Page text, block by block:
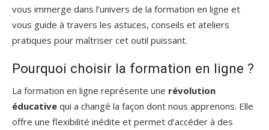
vous immerge dans l’univers de la formation en ligne et
vous guide à travers les astuces, conseils et ateliers
pratiques pour maîtriser cet outil puissant.
Pourquoi choisir la formation en ligne ?
La formation en ligne représente une révolution
éducative qui a changé la façon dont nous apprenons. Elle
offre une flexibilité inédite et permet d’accéder à des